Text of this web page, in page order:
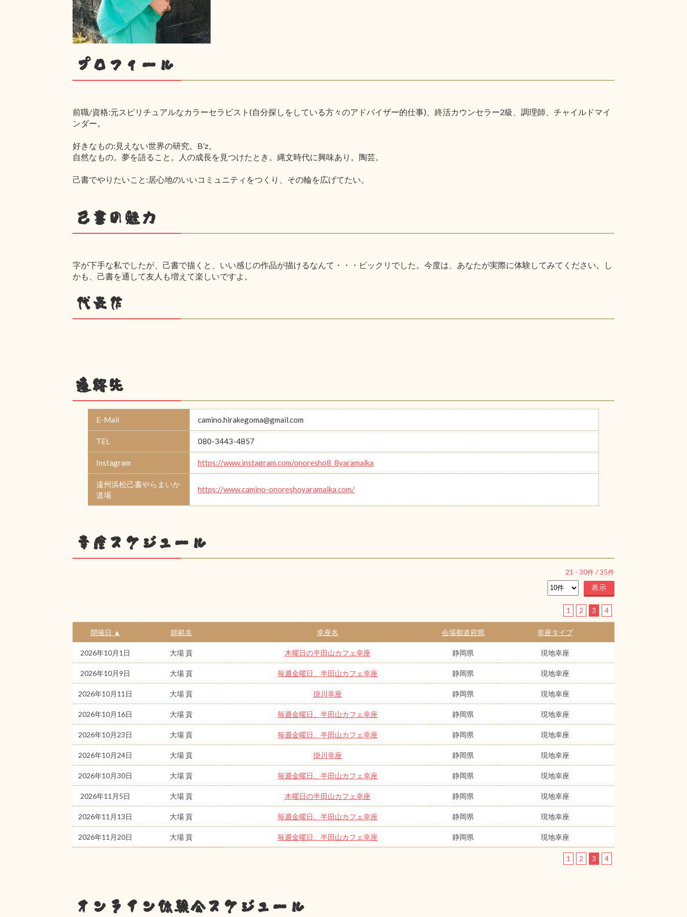
プロフィール
前職/資格:元スピリチュアルなカラーセラピスト(自分探しをしている方々のアドバイザー的仕事)、終活カウンセラー2級、調理師、チャイルドマイ
ンダー。
好きなもの:見えない世界の研究。B’z。
自然なもの。夢を語ること。人の成長を見つけたとき。縄文時代に興味あり。陶芸。
己書でやりたいこと:居心地のいいコミュニティをつくり、その輪を広げてたい。
己書の魅力
字が下手な私でしたが、己書で描くと、いい感じの作品が描けるなんて・・・ビックリでした。今度は、あなたが実際に体験してみてください。し
かも、己書を通して友人も増えて楽しいですよ。
代表作
連絡先
E-Mail camino.hirakegoma@gmail.com
TEL 080-3443-4857
Instagram https://www.instagram.com/onoresho8_8yaramaika
遠州浜松己書やらまいか
道場
https://www.camino-onoreshoyaramaika.com/
幸座スケジュール
21 - 30件 /35件
1 2 3 4
開催日 ▲ 師範名 幸座名 会場都道府県 幸座タイプ
2026年10月1日 大場 貢 木曜日の半田山カフェ幸座 静岡県 現地幸座
2026年10月9日 大場 貢 毎週金曜日、半田山カフェ幸座 静岡県 現地幸座
2026年10月11日 大場 貢 掛川幸座 静岡県 現地幸座
2026年10月16日 大場 貢 毎週金曜日、半田山カフェ幸座 静岡県 現地幸座
2026年10月23日 大場 貢 毎週金曜日、半田山カフェ幸座 静岡県 現地幸座
2026年10月24日 大場 貢 掛川幸座 静岡県 現地幸座
2026年10月30日 大場 貢 毎週金曜日、半田山カフェ幸座 静岡県 現地幸座
2026年11月5日 大場 貢 木曜日の半田山カフェ幸座 静岡県 現地幸座
2026年11月13日 大場 貢 毎週金曜日、半田山カフェ幸座 静岡県 現地幸座
2026年11月20日 大場 貢 毎週金曜日、半田山カフェ幸座 静岡県 現地幸座
1 2 3 4
オンライン体験会スケジュール